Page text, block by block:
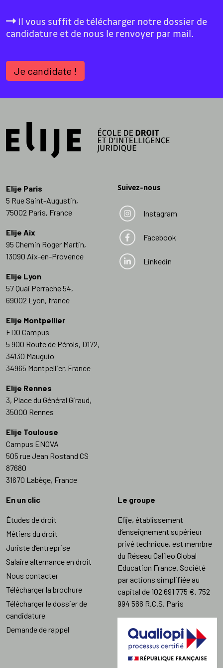
Il vous suffit de télécharger notre dossier de
candidature et de nous le renvoyer par mail.
Je candidate !
Elije Paris
5 Rue Saint-Augustin,
75002 Paris, France
Elije Aix
95 Chemin Roger Martin,
13090 Aix-en-Provence
Elije Lyon
57 Quai Perrache 54,
69002 Lyon, france
Elije Montpellier
EDO Campus
5 900 Route de Pérols, D172,
34130 Mauguio
34965 Montpellier, France
Elije Rennes
3, Place du Général Giraud,
35000 Rennes
Elije Toulouse
Campus ENOVA
505 rue Jean Rostand CS
87680
31670 Labège, France
Suivez-nous
Instagram
Facebook
Linkedin
En un clic
Études de droit
Métiers du droit
Juriste d’entreprise
Salaire alternance en droit
Nous contacter
Télécharger la brochure
Télécharger le dossier de
candidature
Demande de rappel
Le groupe
Elije, établissement
d’enseignement supérieur
privé technique, est membre
du Réseau Galileo Global
Education France. Société
par actions simplifiée au
capital de 102 691 775 €. 752
994 566 R.C.S. Paris